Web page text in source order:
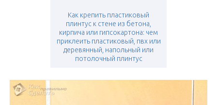
Как крепить пластиковый
плинтус к стене из бетона,
кирпича или гипсокартона: чем
приклеить пластиковый, пвх или
деревянный, напольный или
потолочный плинтус